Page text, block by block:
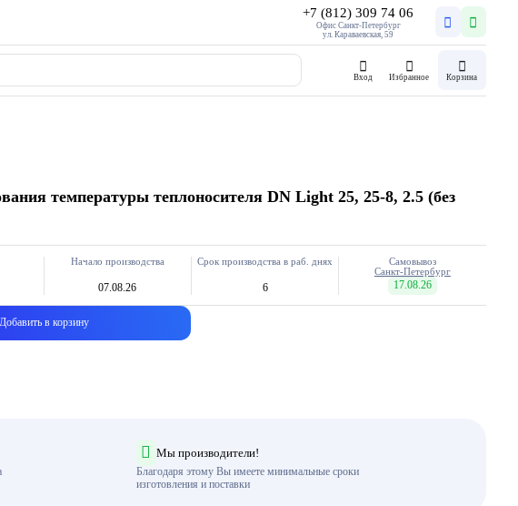
+7 (812) 309 74 06
Офис Санкт-Петербург
ул. Караваевская, 59
Вход Избранное Корзина
температуры теплоносителя DN Light 25, 25-8, 2.5 (без
Начало производства
07.08.26
Срок производства в раб. днях
6
Самовывоз
Санкт-Петербург
17.08.26
Добавить в корзину
Мы производители!
Благодаря этому Вы имеете минимальные сроки
изготовления и поставки